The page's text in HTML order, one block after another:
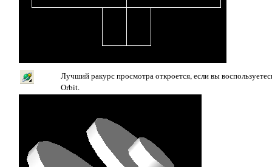
Лучший ракурс просмотра откроется, если вы
Orbit.